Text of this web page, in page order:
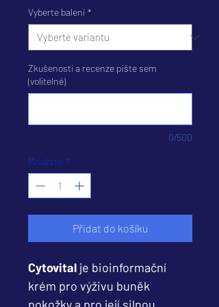
Vyberte balení *
Zkušenosti a recenze pište sem
(volitelné)
0/500
Množství *
Přidat do košíku
Cytovital je bioinformační
krém pro výživu buněk